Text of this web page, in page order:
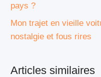
pays ?
Mon trajet en vieille
nostalgie et fous rires
Articles similaires